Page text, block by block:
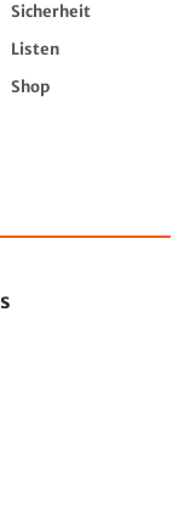
Sicherheit
Listen
Shop